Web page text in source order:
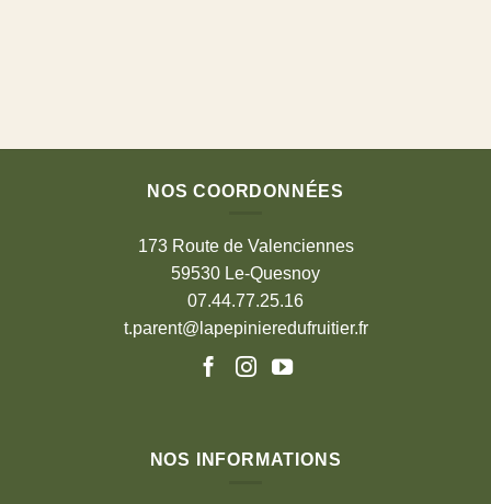
NOS COORDONNÉES
173 Route de Valenciennes
59530 Le-Quesnoy
07.44.77.25.16
t.parent@lapepinieredufruitier.fr
NOS INFORMATIONS